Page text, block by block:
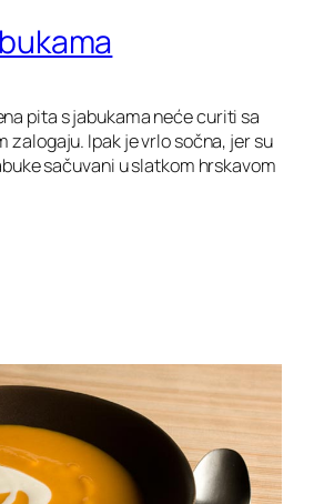
pita s jabukama neće curiti sa
zalogaju. Ipak je vrlo sočna, jer su
sačuvani u slatkom hrskavom